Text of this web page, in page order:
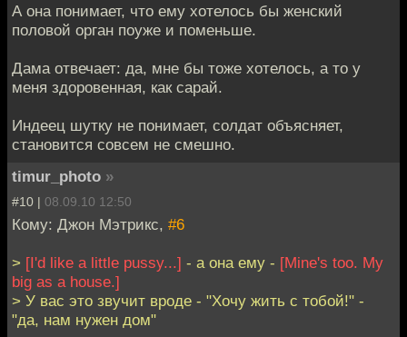
А она понимает, что ему хотелось бы женский
половой орган поуже и поменьше.
Дама отвечает: да, мне бы тоже хотелось, а то у
меня здоровенная, как сарай.
Индеец шутку не понимает, солдат объясняет,
становится совсем не смешно.
timur_photo »
#10 | 08.09.10 12:50
Кому: Джон Мэтрикс, #6
> [I'd like a little pussy...] - а она ему - [Mine's too. My
big as a house.]
> У вас это звучит вроде - "Хочу жить с тобой!" -
"да, нам нужен дом"